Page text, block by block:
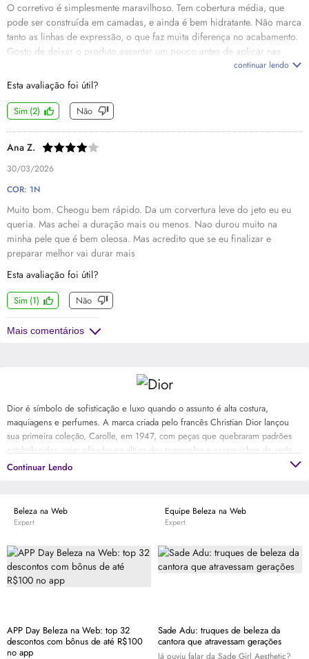
O corretivo é simplesmente maravilhoso. Tem cobertura média, que
pode ser construída em camadas, e ainda é bem hidratante. Não marca
tanto as linhas de expressão, o que faz muita diferença no acabamento.
Gosto de deixar o produto assentar um pouco antes de aplicar nas
olheiras, dando leves batidinhas para evitar que acumule, já que ele é
mais hidratante. Mesmo assim, o resultado fica incrível. Também adoro
usá-lo como base, porque entrega um efeito bonito e natural.
Simplesmente perfeito!
continuar lendo
Esta avaliação foi útil?
Sim (2) Não
Ana Z.
30/03/2026
COR: 1N
Muito bom. Cheogu bem rápido. Da um corvertura leve do jeto eu eu
queria. Mas achei a duração mais ou menos. Nao durou muito na
minha pele que é bem oleosa. Mas acredito que se eu finalizar e
preparar melhor vai durar mais
Esta avaliação foi útil?
Sim (1) Não
Mais comentários
Dior é símbolo de sofisticação e luxo quando o assunto é alta costura,
maquiagens e perfumes. A marca criada pelo francês Christian Dior lançou
sua primeira coleção, Carolle, em 1947, com peças que quebraram padrões
estabelecidos: saias plisadas na altura dos tornozelos e casaquinhos de seda
acinturados se tornaram o "New Look". Na mesma época, Dior apresentou
pós, vieram nos anos seguintes com a mesma identidade que a maison leva
desde sempre: destacar a beleza com a essência da elegância e sofisticação.
Continuar Lendo
Beleza na Web
Expert
APP Day Beleza na Web: top 32
descontos com bônus de até R$100
no app
Equipe Beleza na Web
Expert
Sade Adu: truques de beleza da
cantora que atravessam gerações
Já ouviu falar da Sade Girl Aesthetic?